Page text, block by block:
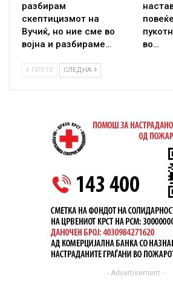
разбирам
скептицизмот на
Вучиќ, но ние сме во
војна и разбираме…
во…
ПРЕТХ СЛЕДНА
- Advertisement -